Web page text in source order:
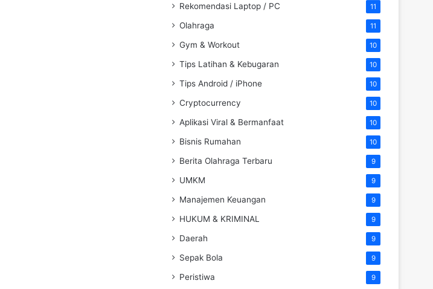
Rekomendasi Laptop / PC 11
Olahraga 11
Gym & Workout 10
Tips Latihan & Kebugaran 10
Tips Android / iPhone 10
Cryptocurrency 10
Aplikasi Viral & Bermanfaat 10
Bisnis Rumahan 10
Berita Olahraga Terbaru 9
UMKM 9
Manajemen Keuangan 9
HUKUM & KRIMINAL 9
Daerah 9
Sepak Bola 9
Peristiwa 9